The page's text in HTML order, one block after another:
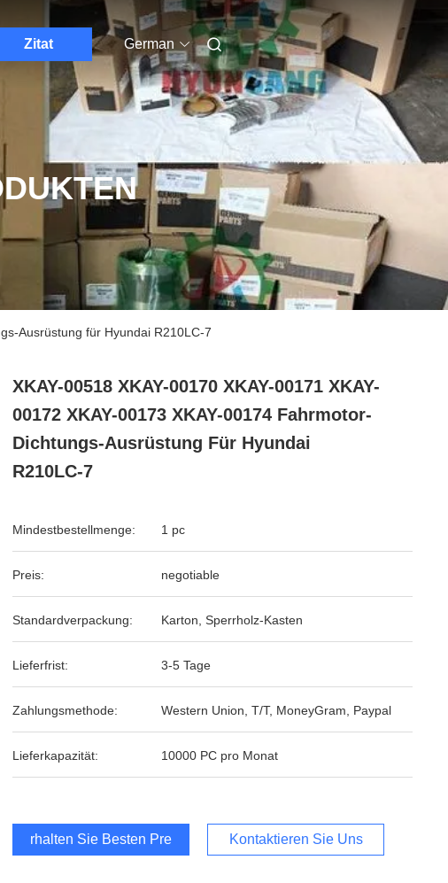
Zitat German
Ausrüstung für Hyundai R210LC-7
XKAY-00518 XKAY-00170 XKAY-00171 XKAY-
00172 XKAY-00173 XKAY-00174 Fahrmotor-
Dichtungs-Ausrüstung Für Hyundai
R210LC-7
Mindestbestellmenge: 1 pc
Preis: negotiable
Standardverpackung: Karton, Sperrholz-Kasten
Lieferfrist: 3-5 Tage
Zahlungsmethode: Western Union, T/T, MoneyGram, Paypal
Lieferkapazität: 10000 PC pro Monat
Erhalten Sie Besten Preis Kontaktieren Sie Uns